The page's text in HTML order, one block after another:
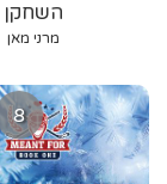
השחקן
מרני מאן
8